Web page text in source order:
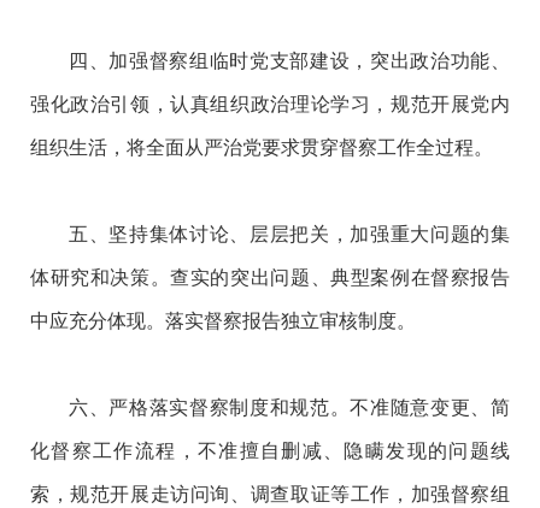
四、加强督察组临时党支部建设，突出政治功能、
强化政治引领，认真组织政治理论学习，规范开展党内
组织生活，将全面从严治党要求贯穿督察工作全过程。
五、坚持集体讨论、层层把关，加强重大问题的集
体研究和决策。查实的突出问题、典型案例在督察报告
中应充分体现。落实督察报告独立审核制度。
六、严格落实督察制度和规范。不准随意变更、简
化督察工作流程，不准擅自删减、隐瞒发现的问题线
索，规范开展走访问询、调查取证等工作，加强督察组